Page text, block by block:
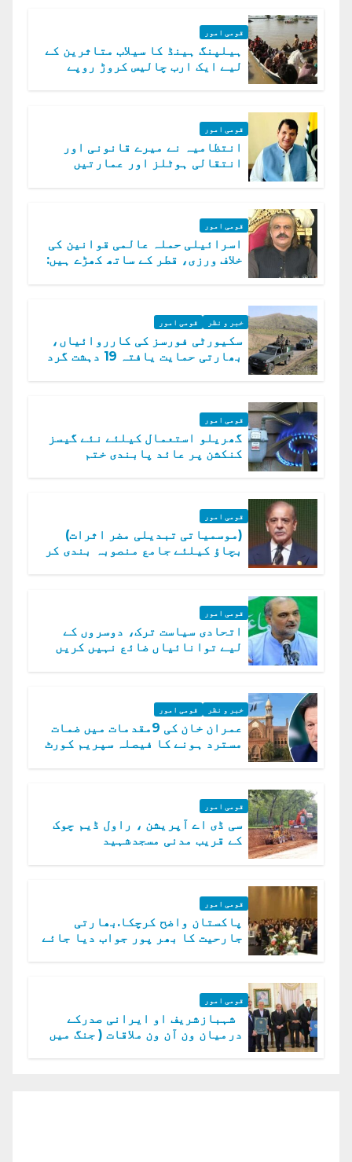
قومی امور
ہیلپنگ ہینڈ کا سیلاب متاثرین کے
لیے ایک ارب چالیس کروڑ روپے
قومی امور
انتظامیہ نے میرے قانونی اور
انتقالی ہوٹلز اور عمارتیں
قومی امور
اسرائیلی حملہ عالمی قوانین کی
خلاف ورزی، قطر کے ساتھ کھڑے ہیں:
خبر و نظر قومی امور
سکیورٹی فورسز کی کارروائیاں،
بھارتی حمایت یافتہ 19 دہشت گرد
قومی امور
گھریلو استعمال کیلئے نئے گیسز
کنکشن پر عائد پابندی ختم
قومی امور
(موسمیاتی تبدیلی مضر اثرات)
بچاؤ کیلئے جامع منصوبہ بندی کر
قومی امور
اتحادی سیاست ترک، دوسروں کے
لیے توانائیاں ضائع نہیں کریں
خبر و نظر قومی امور
عمران خان کی 9مقدمات میں ضمات
مسترد ہونے کا فیصلہ سپریم کورٹ
قومی امور
سی ڈی اے آپریشن ، راول ڈیم چوک
کے قریب مدنی مسجدشہید
قومی امور
پاکستان واضح کرچکا.بھارتی
جارحیت کا بھر پور جواب دیا جائے
قومی امور
شہبازشریف او ایرانی صدرکے
درمیان ون آن ون ملاقات ( جنگ میں